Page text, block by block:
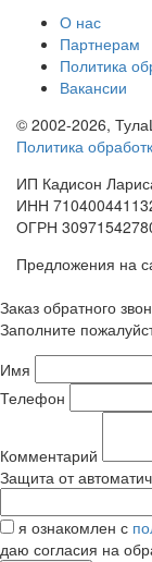
О нас
Партнерам
Политика
Вакансии
© 2002-2026,
Политика
ИП Кадисон
ИНН
ОГРН
Предложения на
Заказ обратного
Заполните
Имя
Телефон
Комментарий
Защита от
я ознакомлен с
даю согласия на